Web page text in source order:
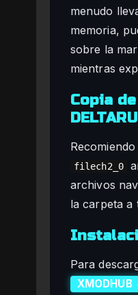
menudo
memoria,
sobre la
mientras
Copia
filech2_0
archivos
la carpeta
Para
XMODHUB